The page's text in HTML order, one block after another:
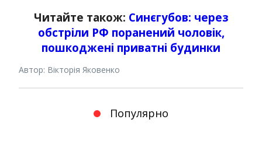
Читайте також: Синєгубов: через
обстріли РФ поранений чоловік,
пошкоджені приватні будинки
Автор: Вікторія Яковенко
Популярно